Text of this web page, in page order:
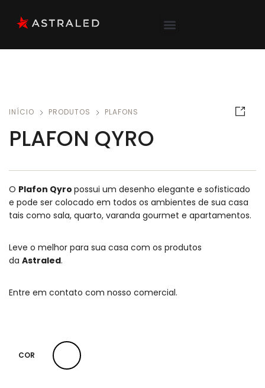
INÍCIO PRODUTOS PLAFONS
PLAFON QYRO
O Plafon Qyro possui um desenho elegante e sofisticado
e pode ser colocado em todos os ambientes de sua casa
tais como sala, quarto, varanda gourmet e apartamentos.
Leve o melhor para sua casa com os produtos
da Astraled.
Entre em contato com nosso comercial.
COR